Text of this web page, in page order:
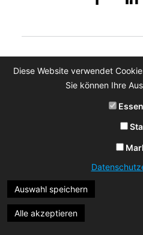
Diese Website verwendet
Sie können Ihre
Auswahl speichern
Alle akzeptieren